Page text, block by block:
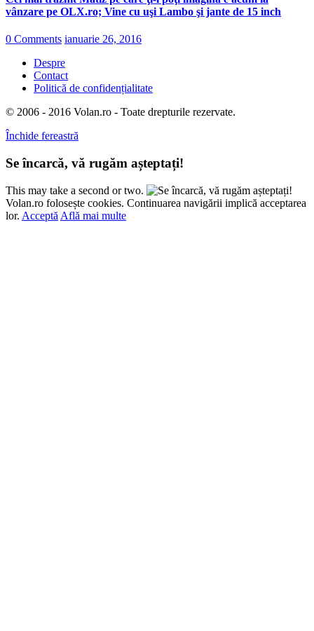
vânzare pe OLX.ro; Vine cu uşi Lambo şi jante de 15 inch
0 Comments ianuarie 26, 2016
Despre
Contact
Politică de confidențialitate
© 2006 - 2016 Volan.ro - Toate drepturile rezervate.
Închide fereastră
Se încarcă, vă rugăm așteptați!
This may take a second or two.
Volan.ro folosește cookies. Continuarea navigării implică acceptarea
lor. Acceptă Află mai multe